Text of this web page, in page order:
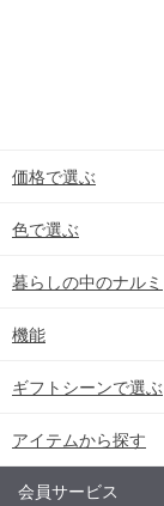
価格で選ぶ
色で選ぶ
暮らしの中のナルミ
機能
ギフトシーンで選ぶ
アイテムから探す
会員サービス